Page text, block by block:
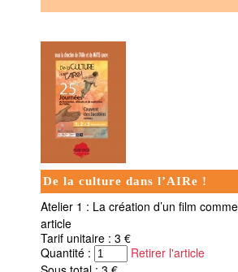
De la culture dans l’AIRe !
Atelier 1 : La création d’un film
article
Tarif unitaire : 3 €
Quantité :
Retirer l'article